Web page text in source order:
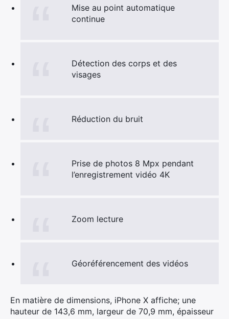
Mise au point automatique
continue
Détection des corps et des
visages
Réduction du bruit
Prise de photos 8 Mpx pendant
l’enregistrement vidéo 4K
Zoom lecture
Géo­référence­ment des vidéos
En matière de dimensions, iPhone X affiche; une
hauteur de 143,6 mm, largeur de 70,9 mm, épaisseur